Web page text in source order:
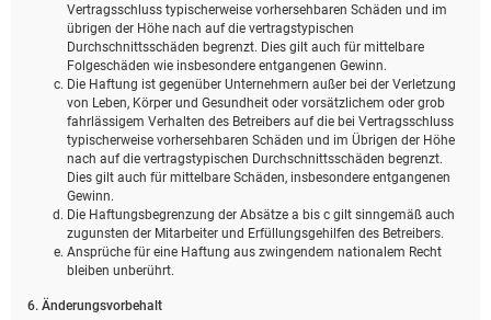
Vertragsschluss typischerweise vorhersehbaren Schäden und im
übrigen der Höhe nach auf die vertragstypischen
Durchschnittsschäden begrenzt. Dies gilt auch für mittelbare
Folgeschäden wie insbesondere entgangenen Gewinn.
Die Haftung ist gegenüber Unternehmern außer bei der Verletzung
von Leben, Körper und Gesundheit oder vorsätzlichem oder grob
fahrlässigem Verhalten des Betreibers auf die bei Vertragsschluss
typischerweise vorhersehbaren Schäden und im Übrigen der Höhe
nach auf die vertragstypischen Durchschnittsschäden begrenzt.
Dies gilt auch für mittelbare Schäden, insbesondere entgangenen
Gewinn.
Die Haftungsbegrenzung der Absätze a bis c gilt sinngemäß auch
zugunsten der Mitarbeiter und Erfüllungsgehilfen des Betreibers.
Ansprüche für eine Haftung aus zwingendem nationalem Recht
bleiben unberührt.
6. Änderungsvorbehalt